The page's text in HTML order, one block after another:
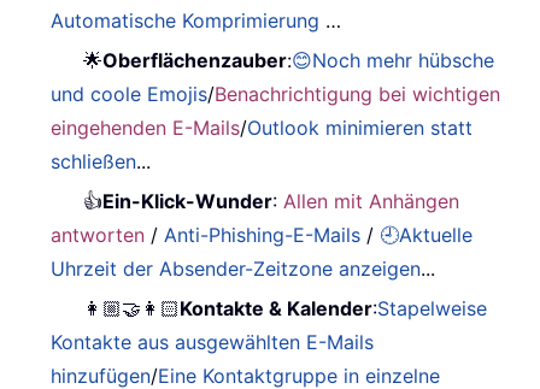
Automatische Komprimierung …
🌟Oberflächenzauber:😊Noch mehr hübsche
und coole Emojis/Benachrichtigung bei wichtigen
eingehenden E-Mails/Outlook minimieren statt
schließen...
👍Ein-Klick-Wunder: Allen mit Anhängen
antworten / Anti-Phishing-E-Mails / 🕘Aktuelle
Uhrzeit der Absender-Zeitzone anzeigen...
👩🏼‍🤝‍👩🏻Kontakte & Kalender:Stapelweise
Kontakte aus ausgewählten E-Mails
hinzufügen/Eine Kontaktgruppe in einzelne